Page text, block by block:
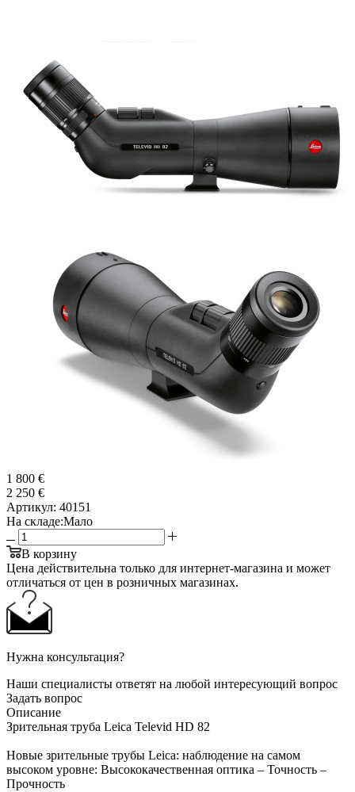
1 800 €
2 250 €
Артикул: 40151
На складе:Мало
В корзину
Цена действительна только для интернет-магазина и может
отличаться от цен в розничных магазинах.
Нужна консультация?
Наши специалисты ответят на любой интересующий вопрос
Задать вопрос
Описание
Зрительная труба Leica Televid HD 82
Новые зрительные трубы Leica: наблюдение на самом
высоком уровне: Высококачественная оптика – Точность –
Прочность